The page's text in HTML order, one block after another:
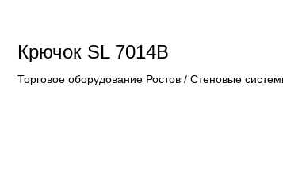
Крючок SL 7014B
Торговое оборудование Ростов / Стеновые